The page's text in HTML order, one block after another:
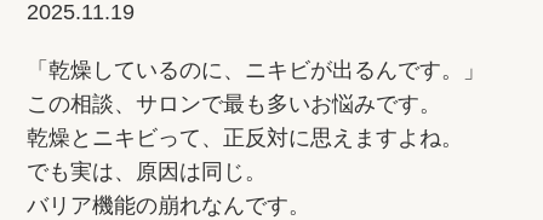
2025.11.19
「乾燥しているのに、ニキビが出るんです。」
この相談、サロンで最も多いお悩みです。
乾燥とニキビって、正反対に思えますよね。
でも実は、原因は同じ。
バリア機能の崩れなんです。